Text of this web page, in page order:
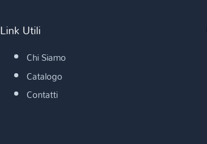
Link Utili
Chi Siamo
Catalogo
Contatti